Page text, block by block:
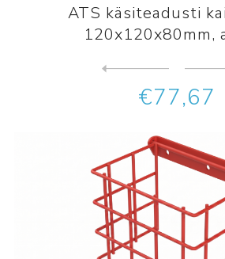
ATS käsiteadusti
120x120x80mm,
€77,67